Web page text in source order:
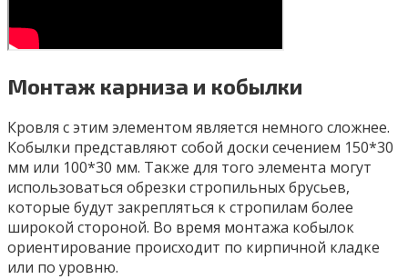
Монтаж карниза и кобылки
Кровля с этим элементом является немного сложнее.
Кобылки представляют собой доски сечением 150*30
мм или 100*30 мм. Также для того элемента могут
использоваться обрезки стропильных брусьев,
которые будут закрепляться к стропилам более
широкой стороной. Во время монтажа кобылок
ориентирование происходит по кирпичной кладке
или по уровню.